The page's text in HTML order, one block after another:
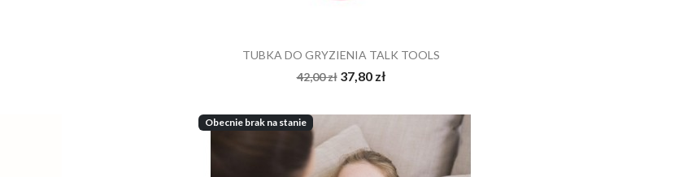
TUBKA DO GRYZIENIA TALK TOOLS
42,00 zł 37,80 zł
Obecnie brak na stanie